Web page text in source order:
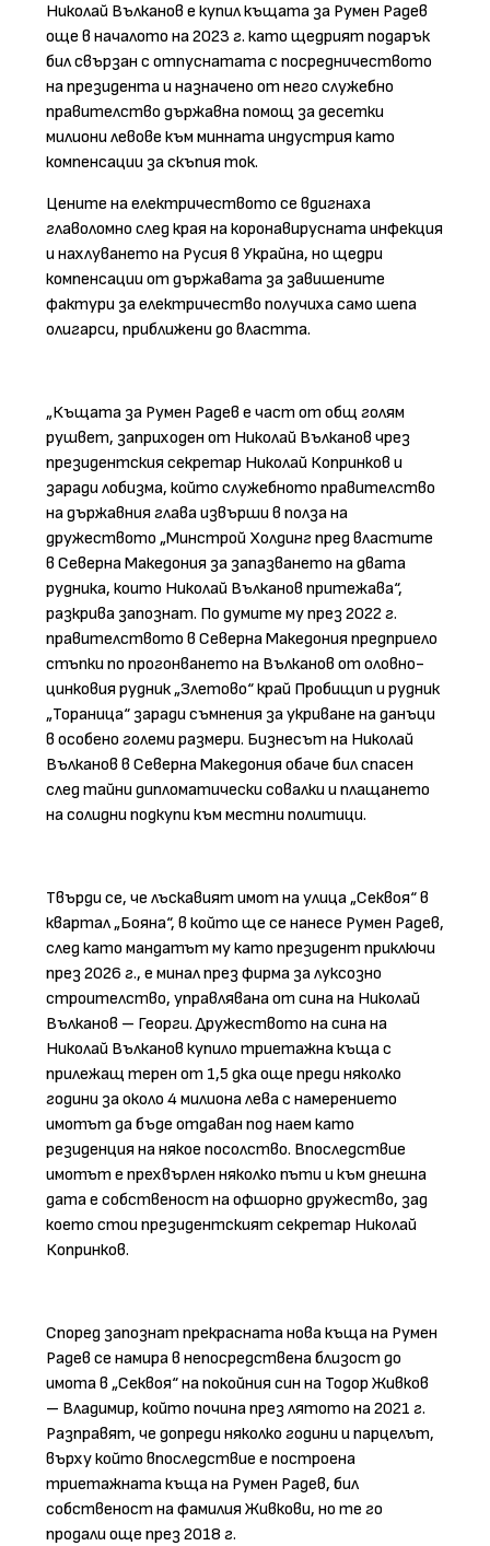
Николай Вълканов е купил къщата за Румен Радев
още в началото на 2023 г. като щедрият подарък
бил свързан с отпуснатата с посредничеството
на президента и назначено от него служебно
правителство държавна помощ за десетки
милиони левове към минната индустрия като
компенсации за скъпия ток.
Цените на електричеството се вдигнаха
главоломно след края на коронавирусната инфекция
и нахлуването на Русия в Украйна, но щедри
компенсации от държавата за завишените
фактури за електричество получиха само шепа
олигарси, приближени до властта.
„Къщата за Румен Радев е част от общ голям
рушвет, заприходен от Николай Вълканов чрез
президентския секретар Николай Копринков и
заради лобизма, който служебното правителство
на държавния глава извърши в полза на
дружеството „Минстрой Холдинг пред властите
в Северна Македония за запазването на двата
рудника, които Николай Вълканов притежава“,
разкрива запознат. По думите му през 2022 г.
правителството в Северна Македония предприело
стъпки по прогонването на Вълканов от оловно-
цинковия рудник „Злетово“ край Пробищип и рудник
„Тораница“ заради съмнения за укриване на данъци
в особено големи размери. Бизнесът на Николай
Вълканов в Северна Македония обаче бил спасен
след тайни дипломатически совалки и плащането
на солидни подкупи към местни политици.
Твърди се, че лъскавият имот на улица „Секвоя“ в
квартал „Бояна“, в който ще се нанесе Румен Радев,
след като мандатът му като президент приключи
през 2026 г., е минал през фирма за луксозно
строителство, управлявана от сина на Николай
Вълканов – Георги. Дружеството на сина на
Николай Вълканов купило триетажна къща с
прилежащ терен от 1,5 дка още преди няколко
години за около 4 милиона лева с намерението
имотът да бъде отдаван под наем като
резиденция на някое посолство. Впоследствие
имотът е прехвърлен няколко пъти и към днешна
дата е собственост на офшорно дружество, зад
което стои президентският секретар Николай
Копринков.
Според запознат прекрасната нова къща на Румен
Радев се намира в непосредствена близост до
имота в „Секвоя“ на покойния син на Тодор Живков
– Владимир, който почина през лятото на 2021 г.
Разправят, че допреди няколко години и парцелът,
върху който впоследствие е построена
триетажната къща на Румен Радев, бил
собственост на фамилия Живкови, но те го
продали още през 2018 г.